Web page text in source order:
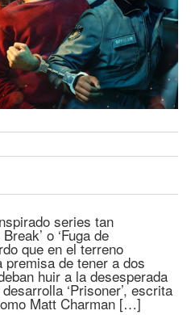
series tan
o ‘Fuga de
que en el terreno
de tener a dos
huir a la desesperada
‘Prisoner’, escrita
Matt Charman […]